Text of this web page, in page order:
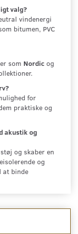
valg?
vindenergi
bitumen, PVC
som Nordic og
.
for
praktiske og
akustik og
og skaber en
og
at binde